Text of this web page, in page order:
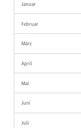
Januar
Februar
März
April
Mai
Juni
Juli